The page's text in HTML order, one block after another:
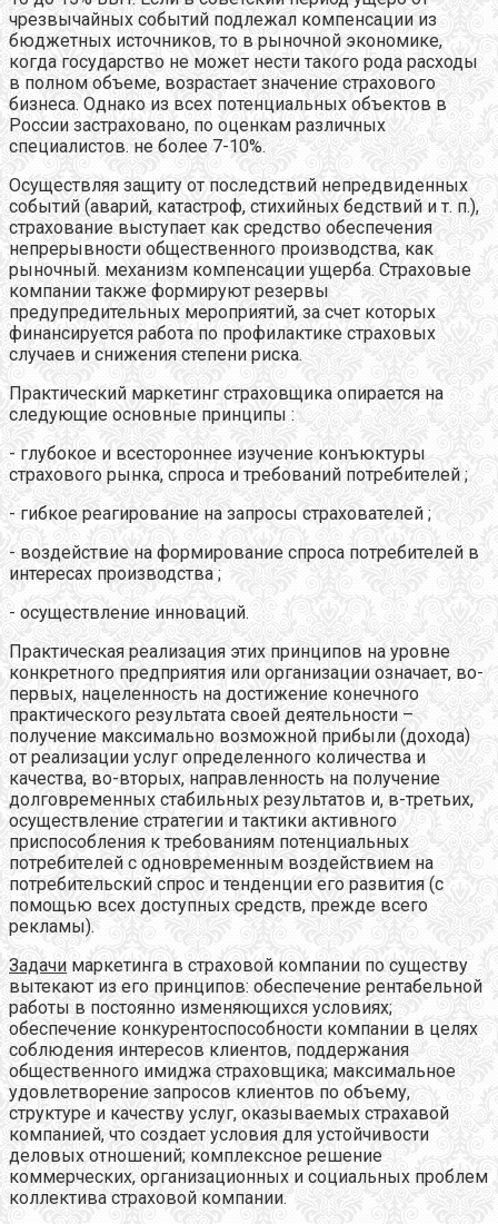
чрезвычайных событий подлежал компенсации из
бюджетных источников, то в рыночной экономике,
когда государство не может нести такого рода расходы
в полном объеме, возрастает значение страхового
бизнеса. Однако из всех потенциальных объектов в
России застраховано, по оценкам различных
специалистов. не более 7-10%.
Осуществляя защиту от последствий непредвиденных
событий (аварий, катастроф, стихийных бедствий и т. п.),
страхование выступает как средство обеспечения
непрерывности общественного производства, как
рыночный. механизм компенсации ущерба. Страховые
компании также формируют резервы
предупредительных мероприятий, за счет которых
финансируется работа по профилактике страховых
случаев и снижения степени риска.
Практический маркетинг страховщика опирается на
следующие основные принципы :
- глубокое и всестороннее изучение конъюктуры
страхового рынка, спроса и требований потребителей ;
- гибкое реагирование на запросы страхователей ;
- воздействие на формирование спроса потребителей в
интересах производства ;
- осуществление инноваций.
Практическая реализация этих принципов на уровне
конкретного предприятия или организации означает, во-
первых, нацеленность на достижение конечного
практического результата своей деятельности –
получение максимально возможной прибыли (дохода)
от реализации услуг определенного количества и
качества, во-вторых, направленность на получение
долговременных стабильных результатов и, в-третьих,
осуществление стратегии и тактики активного
приспособления к требованиям потенциальных
потребителей с одновременным воздействием на
потребительский спрос и тенденции его развития (с
помощью всех доступных средств, прежде всего
рекламы).
Задачи маркетинга в страховой компании по существу
вытекают из его принципов: обеспечение рентабельной
работы в постоянно изменяющихся условиях;
обеспечение конкурентоспособности компании в целях
соблюдения интересов клиентов, поддержания
общественного имиджа страховщика; максимальное
удовлетворение запросов клиентов по объему,
структуре и качеству услуг, оказываемых страхавой
компанией, что создает условия для устойчивости
деловых отношений; комплексное решение
коммерческих, организационных и социальных проблем
коллектива страховой компании.